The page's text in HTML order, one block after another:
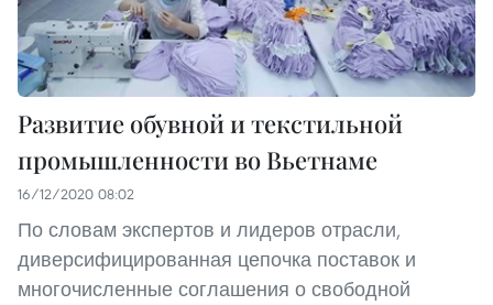
Развитие обувной и текстильной
промышленности во Вьетнаме
16/12/2020 08:02
По словам экспертов и лидеров отрасли,
диверсифицированная цепочка поставок и
многочисленные соглашения о свободной